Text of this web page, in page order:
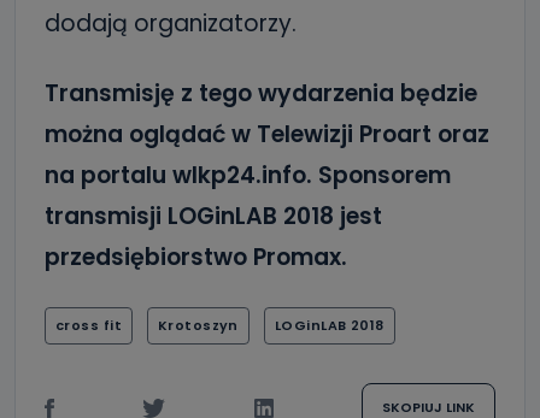
dodają organizatorzy.
Transmisję z tego wydarzenia będzie
można oglądać w Telewizji Proart oraz
na portalu wlkp24.info. Sponsorem
transmisji LOGinLAB 2018 jest
przedsiębiorstwo Promax.
cross fit Krotoszyn LOGinLAB 2018
SKOPIUJ LINK